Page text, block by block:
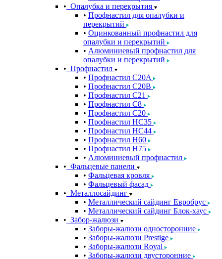
Опалубка и перекрытия
Профнастил для опалубки и
перекрытий
Оцинкованный профнастил для
опалубки и перекрытий
Алюминиевый профнастил для
опалубки и перекрытий
Профнастил
Профнастил С20A
Профнастил С20B
Профнастил С21
Профнастил С8
Профнастил С20
Профнастил НС35
Профнастил НС44
Профнастил Н60
Профнастил Н75
Алюминиевый профнастил
Фальцевые панели
Фальцевая кровля
Фальцевый фасад
Металлосайдинг
Металлический сайдинг Евробрус
Металлический сайдинг Блок-хаус
Забор-жалюзи
Заборы-жалюзи односторонние
Заборы-жалюзи Prestige
Заборы-жалюзи Royal
Заборы-жалюзи двусторонние